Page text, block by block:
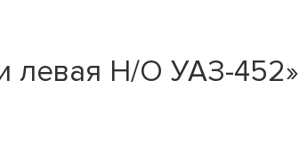
левая Н/О УАЗ-452»